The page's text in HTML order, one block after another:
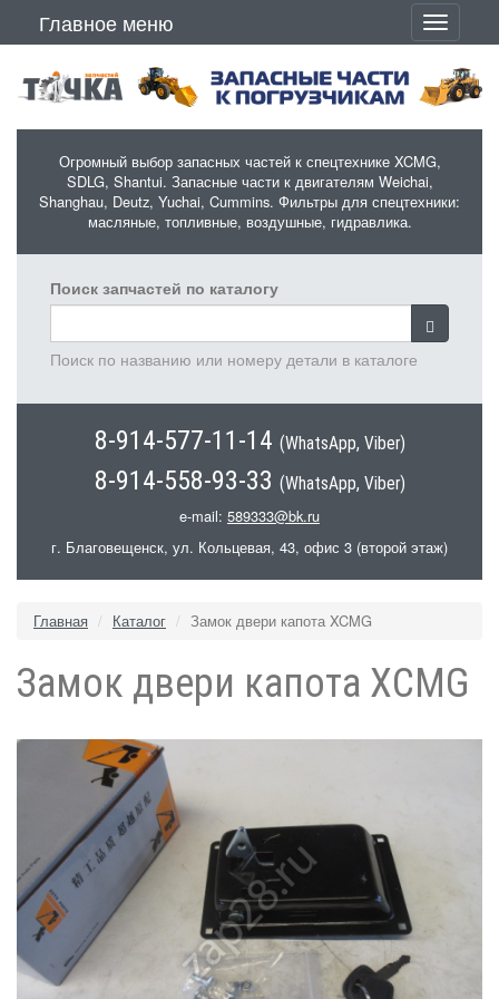
Главное меню
Toggle
Огромный выбор запасных частей к спецтехнике XCMG,
SDLG, Shantui. Запасные части к двигателям Weichai,
Shanghau, Deutz, Yuchai, Cummins. Фильтры для спецтехники:
масляные, топливные, воздушные, гидравлика.
Поиск запчастей по каталогу
Поиск по названию или номеру детали в каталоге
8-914-577-11-14 (WhatsApp, Viber)
8-914-558-93-33 (WhatsApp, Viber)
e-mail: 589333@bk.ru
г. Благовещенск, ул. Кольцевая, 43, офис 3 (второй этаж)
Главная Каталог Замок двери капота XCMG
Замок двери капота XCMG